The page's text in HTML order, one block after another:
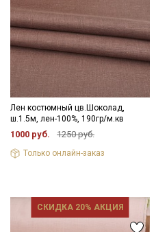
Лен костюмный цв.Шоколад,
ш.1.5м, лен-100%, 190гр/м.кв
1000 руб. 1250 руб.
Только онлайн-заказ
СКИДКА 20% АКЦИЯ